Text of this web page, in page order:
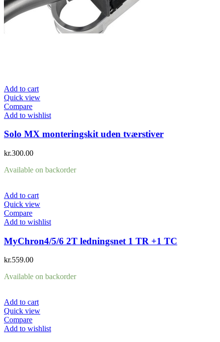
Add to cart
Quick view
Compare
Add to wishlist
Solo MX monteringskit uden tværstiver
kr.300.00
Available on backorder
Add to cart
Quick view
Compare
Add to wishlist
MyChron4/5/6 2T ledningsnet 1 TR +1 TC
kr.559.00
Available on backorder
Add to cart
Quick view
Compare
Add to wishlist